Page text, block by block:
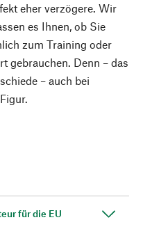
eher verzögere. Wir
es Ihnen, ob Sie
zum Training oder
gebrauchen. Denn – das
– auch bei
für die EU